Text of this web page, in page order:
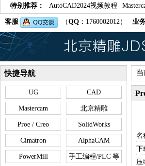
特别推荐： AutoCAD2024视频教程
客服 （QQ ：1760002012） 业
快捷导航
UG CAD
Mastercam 北京精雕
Proe / Creo SolidWorks
Cimatron AlphaCAM
PowerMill 手工编程/PLC 等
当
名
下
压